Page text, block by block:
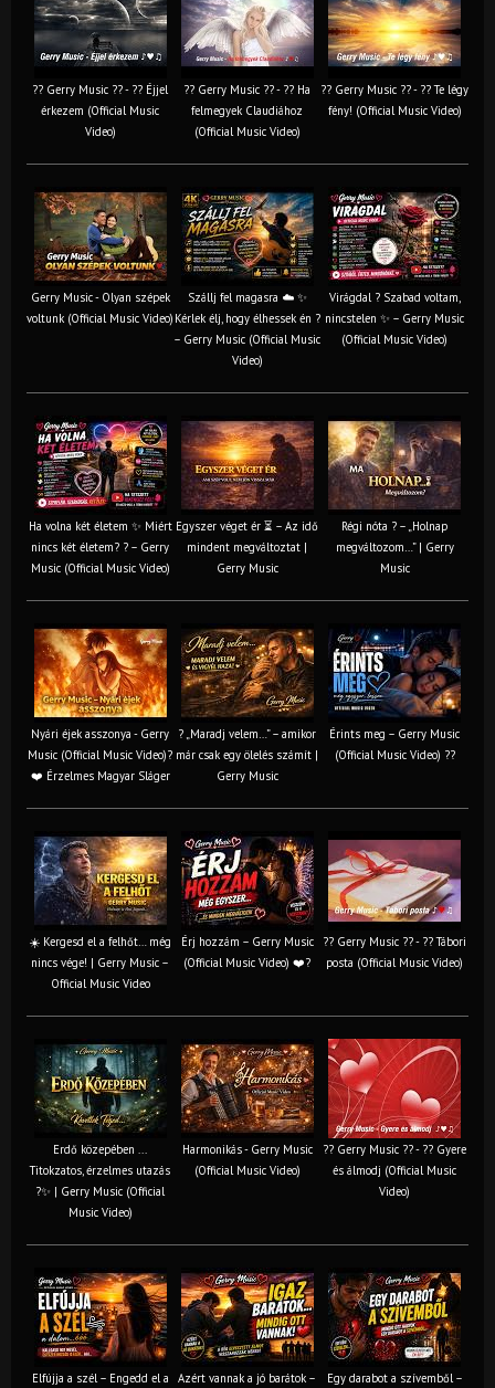
?? Gerry Music ?? - ?? Éjjel
érkezem (Official Music
Video)
?? Gerry Music ?? - ?? Ha
felmegyek Claudiához
(Official Music Video)
?? Gerry Music ?? - ?? Te légy
fény! (Official Music Video)
Gerry Music - Olyan szépek
voltunk (Official Music Video)
Szállj fel magasra ☁️ ✨
Kérlek élj, hogy élhessek én ?
– Gerry Music (Official Music
Video)
Virágdal ? Szabad voltam,
nincstelen ✨ – Gerry Music
(Official Music Video)
Ha volna két életem ✨ Miért
nincs két életem? ? – Gerry
Music (Official Music Video)
Egyszer véget ér ⏳ – Az idő
mindent megváltoztat |
Gerry Music
Régi nóta ? – „Holnap
megváltozom…” | Gerry
Music
Nyári éjek asszonya - Gerry
Music (Official Music Video)?
❤️ Érzelmes Magyar Sláger
? „Maradj velem…” – amikor
már csak egy ölelés számít |
Gerry Music
Érints meg – Gerry Music
(Official Music Video) ??
☀️ Kergesd el a felhőt… még
nincs vége! | Gerry Music –
Official Music Video
Érj hozzám – Gerry Music
(Official Music Video) ❤️?
?? Gerry Music ?? - ?? Tábori
posta (Official Music Video)
Erdő közepében ...
Titokzatos, érzelmes utazás
?✨ | Gerry Music (Official
Music Video)
Harmonikás - Gerry Music
(Official Music Video)
?? Gerry Music ?? - ?? Gyere
és álmodj (Official Music
Video)
Elfújja a szél – Engedd el a Azért vannak a jó barátok – Egy darabot a szívemből –